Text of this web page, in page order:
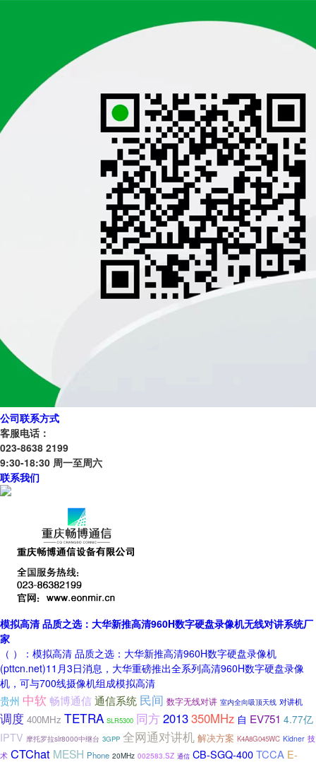
公司联系方式
客服电话：
023-8638 2199
9:30-18:30 周一至周六
联系我们
模拟高清 品质之选：大华新推高清960H数字硬盘录像机无线对讲系统厂
家
（ ）：模拟高清 品质之选：大华新推高清960H数字硬盘录像机
(pttcn.net)11月3日消息，大华重磅推出全系列高清960H数字硬盘录像
机，可与700线摄像机组成模拟高清
贵州 中软 畅博通信 通信系统 民间 数字无线对讲 室内全向吸顶天线 对讲机
调度 400MHz TETRA SLR5300 同方 2013350MHz 自 EV751 4.77亿
IPTV 摩托罗拉slr8000中继台 3GPP 全网通对讲机 解决方案 K4A8G045WC Kidner 技
术 CTChat MESH Phone 20MHz 002583.SZ 通信 CB-SGQ-400TCCA E-